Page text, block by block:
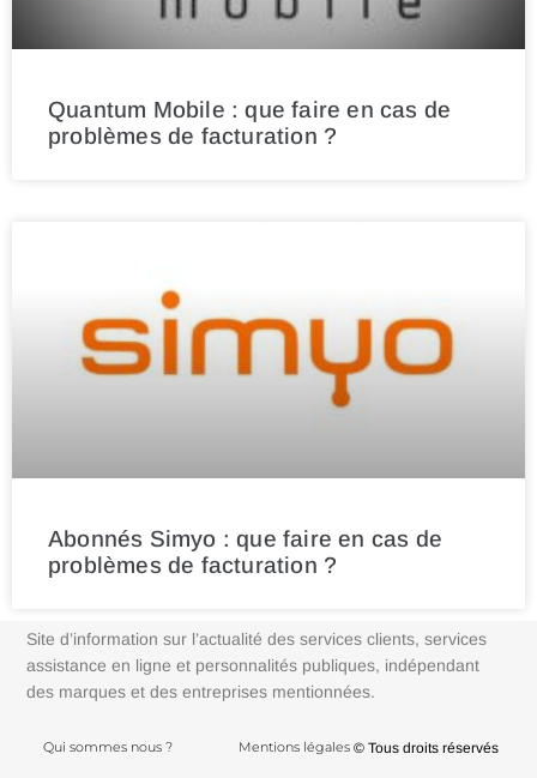
Quantum Mobile : que faire en cas de
problèmes de facturation ?
Abonnés Simyo : que faire en cas de
problèmes de facturation ?
Site d’information sur l’actualité des services clients, services
assistance en ligne et personnalités publiques, indépendant
des marques et des entreprises mentionnées.
Qui sommes nous ? Mentions légales © Tous droits réservés